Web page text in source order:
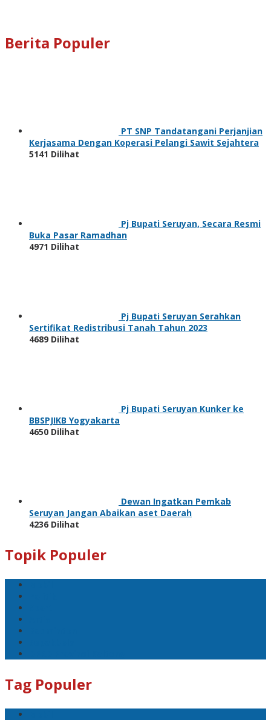
Berita Populer
PT SNP Tandatangani Perjanjian
Kerjasama Dengan Koperasi Pelangi Sawit Sejahtera
5141 Dilihat
Pj Bupati Seruyan, Secara Resmi
Buka Pasar Ramadhan
4971 Dilihat
Pj Bupati Seruyan Serahkan
Sertifikat Redistribusi Tanah Tahun 2023
4689 Dilihat
Pj Bupati Seruyan Kunker ke
BBSPJIKB Yogyakarta
4650 Dilihat
Dewan Ingatkan Pemkab
Seruyan Jangan Abaikan aset Daerah
4236 Dilihat
Topik Populer
Tag Populer